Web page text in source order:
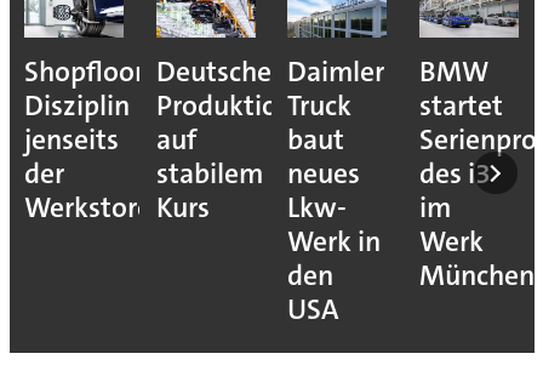
Shopfloor-
Disziplin
jenseits
der
Werkstore
Deutsche
Produktion
auf
stabilem
Kurs
Daimler
Truck
baut
neues
Lkw-
Werk in
den
USA
BMW
startet
des i3
im
Werk
München